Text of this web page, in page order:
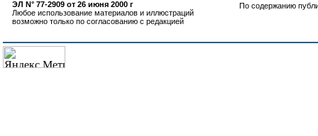
ЭЛ N° 77-2909 от 26 июня 2000 г
Любое использование материалов и иллюстраций
возможно только по согласованию с редакцией
По содержанию